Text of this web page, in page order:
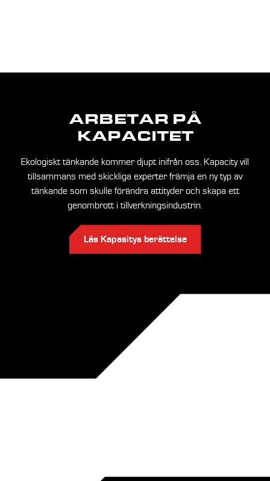
ARBETAR PÅ
KAPACITET
Ekologiskt tänkande kommer djupt inifrån oss. Kapacity vill
tillsammans med skickliga experter främja en ny typ av
tänkande som skulle förändra attityder och skapa ett
genombrott i tillverkningsindustrin.
Läs Kapasitys berättelse